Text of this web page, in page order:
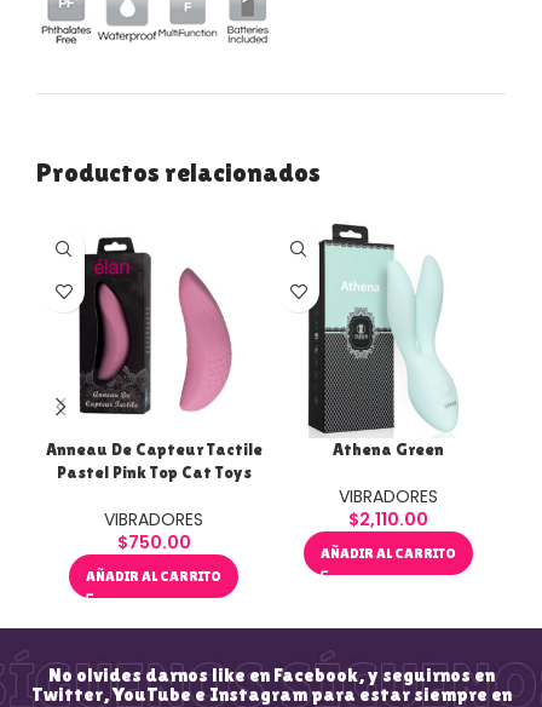
Productos relacionados
Anneau De Capteur Tactile
Pastel Pink Top Cat Toys
VIBRADORES
$750.00
AÑADIR AL CARRITO
Athena Green
VIBRADORES
$2,110.00
AÑADIR AL CARRITO
No olvides darnos like en Facebook, y seguirnos en
Twitter, YouTube e Instagram para estar siempre en